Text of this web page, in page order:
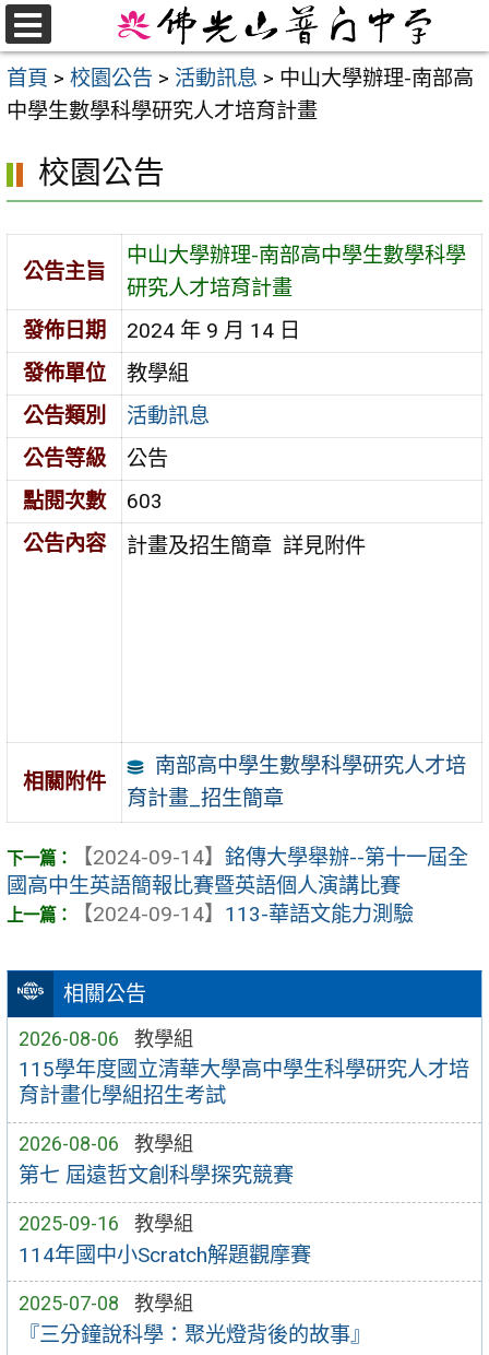
跳
至
主
要
首頁 > 校園公告 > 活動訊息 > 中山大學辦理-南部高
中學生數學科學研究人才培育計畫
相關公告
2026-08-06 教學組
115學年度國立清華大學高中學生科學研究人才培
育計畫化學組招生考試
2026-08-06 教學組
第七 屆遠哲文創科學探究競賽
2025-09-16 教學組
114年國中小Scratch解題觀摩賽
2025-07-08 教學組
『三分鐘說科學：聚光燈背後的故事』
校園公告
公告主旨
中山大學辦理-南部高中學生數學科學
研究人才培育計畫
發佈日期
2024 年 9 月 14 日
發佈單位
教學組
公告類別
活動訊息
公告等級
公告
點閱次數
603
公告內容
計畫及招生簡章 詳見附件
相關附件
南部高中學生數學科學研究人才培
育計畫_招生簡章
【2024-09-14】 銘傳大學舉辦--第十一屆全
國高中生英語簡報比賽暨英語個人演講比賽
【2024-09-14】 113-華語文能力測驗
選
單